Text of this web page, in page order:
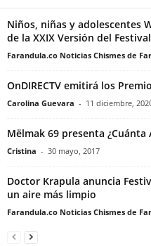
Niños, niñas y adolescentes
de la XXIX Versión del
Farandula.co Noticias Chismes de
OnDIRECTV emitirá los
Carolina Guevara - 11 diciembre,
Mëlmak 69 presenta ¿Cuánta
Cristina - 30 mayo, 2017
Doctor Krapula anuncia
un aire más limpio
Farandula.co Noticias Chismes de